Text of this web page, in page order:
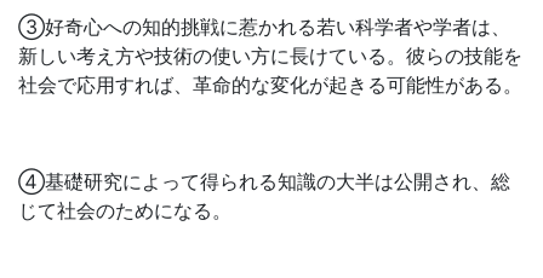
③好奇心への知的挑戦に惹かれる若い科学者や学者は、
新しい考え方や技術の使い方に長けている。彼らの技能を
社会で応用すれば、革命的な変化が起きる可能性がある。
④基礎研究によって得られる知識の大半は公開され、総
じて社会のためになる。